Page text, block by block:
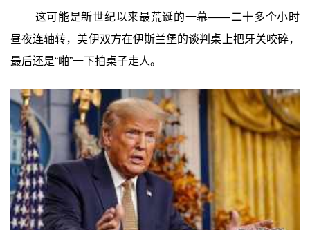
这可能是新世纪以来最荒诞的一幕——二十多个小时
昼夜连轴转，美伊双方在伊斯兰堡的谈判桌上把牙关咬碎，
最后还是“啪”一下拍桌子走人。